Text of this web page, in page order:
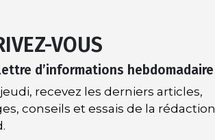
VOUS
d’informations hebdomadaire
recevez les derniers articles,
conseils et essais de la rédaction